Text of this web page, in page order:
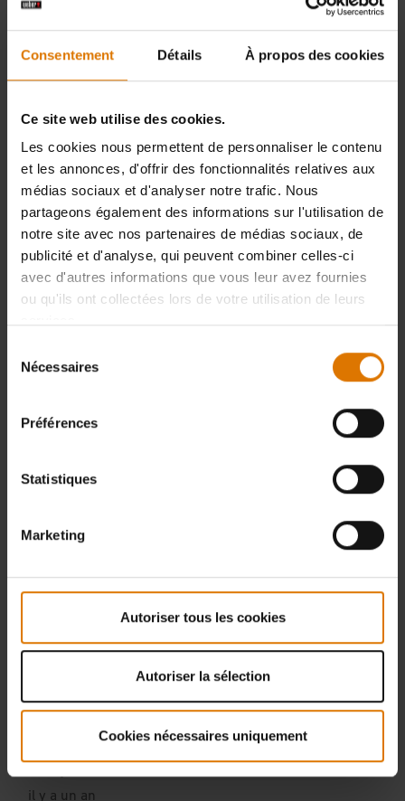
Consentement Détails À propos des cookies
Ce site web utilise des cookies.
Les cookies nous permettent de personnaliser le contenu
et les annonces, d'offrir des fonctionnalités relatives aux
médias sociaux et d'analyser notre trafic. Nous
partageons également des informations sur l'utilisation de
notre site avec nos partenaires de médias sociaux, de
publicité et d'analyse, qui peuvent combiner celles-ci
avec d'autres informations que vous leur avez fournies
ou qu'ils ont collectées lors de votre utilisation de leurs
Nécessaires
Préférences
Statistiques
Marketing
Autoriser tous les cookies
Autoriser la sélection
Cookies nécessaires uniquement